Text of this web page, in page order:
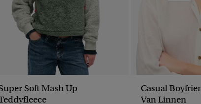
Soft Mash Up
Casual
Van Linnen